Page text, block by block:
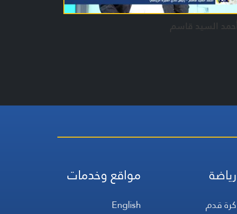
أحمد السيد قاسم
رياضة
كرة قدم
مواقع وخدمات
English